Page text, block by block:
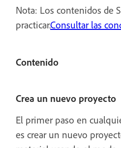
Nota: Los contenidos de
practicar.Consultar las
Contenido
Crea un nuevo proyecto
El primer paso en
es crear un nuevo